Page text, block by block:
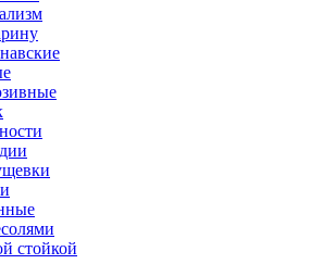
стойкой